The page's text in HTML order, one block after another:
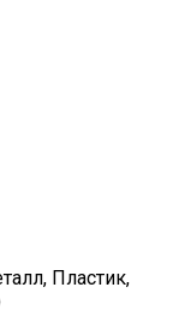
Пластик,